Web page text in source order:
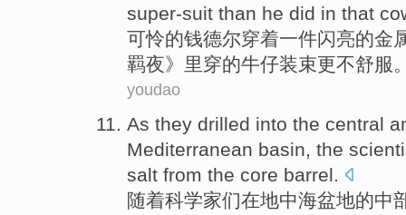
super-suit than he did in that
可怜的钱德尔穿着一件闪亮的金
羁夜》里穿的牛仔装束更不舒服
youdao
As they drilled into the central
Mediterranean basin, the
salt from the core barrel.
随着科学家们在地中海盆地的中